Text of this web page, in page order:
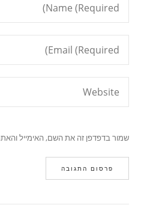
שמור בדפדפן זה את השם, האימייל